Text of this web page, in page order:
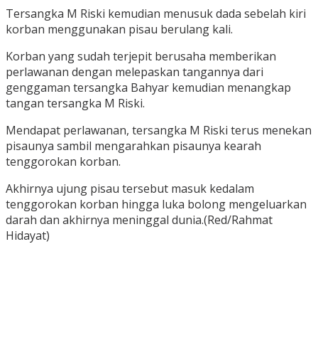
Tersangka M Riski kemudian menusuk dada sebelah kiri
korban menggunakan pisau berulang kali.
Korban yang sudah terjepit berusaha memberikan
perlawanan dengan melepaskan tangannya dari
genggaman tersangka Bahyar kemudian menangkap
tangan tersangka M Riski.
Mendapat perlawanan, tersangka M Riski terus menekan
pisaunya sambil mengarahkan pisaunya kearah
tenggorokan korban.
Akhirnya ujung pisau tersebut masuk kedalam
tenggorokan korban hingga luka bolong mengeluarkan
darah dan akhirnya meninggal dunia.(Red/Rahmat
Hidayat)